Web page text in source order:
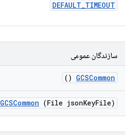
DEFAULT_TIMEOUT
سازندگان عمومی
GCSCommon
()
GCSCommon (File jsonKeyFile)